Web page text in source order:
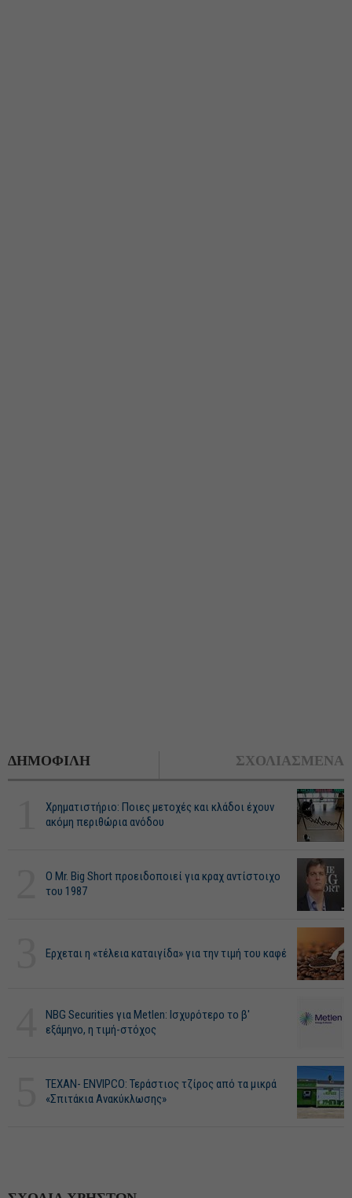
ΔΗΜΟΦΙΛΗ ΣΧΟΛΙΑΣΜΕΝΑ
Χρηματιστήριο: Ποιες μετοχές και κλάδοι έχουν
ακόμη περιθώρια ανόδου
O Mr. Big Short προειδοποιεί για κραχ αντίστοιχο
του 1987
Ερχεται η «τέλεια καταιγίδα» για την τιμή του καφέ
NBG Securities για Metlen: Ισχυρότερο το β'
εξάμηνο, η τιμή-στόχος
ΤΕΧΑΝ- ENVIPCO: Τεράστιος τζίρος από τα μικρά
«Σπιτάκια Ανακύκλωσης»